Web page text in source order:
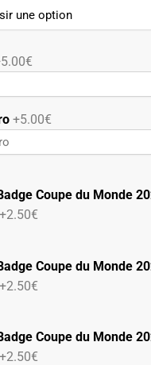
109.90€.59.90€.
+5.00€
Coupe du Monde
+2.50€
Coupe du Monde
+2.50€
Coupe du Monde
+2.50€